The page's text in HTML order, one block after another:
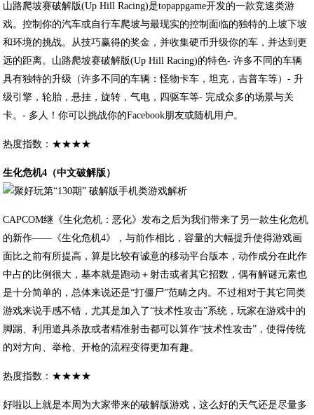
山路爬坡赛破解版(Up Hill Racing)是topappgame开发的一款竞速类游
戏。控制你的汽车或自行车爬坡与最现实的控制面临的独特的上坡下坡
和环境的挑战。从技巧赢得的奖金，并收集硬币升级你的车，并达到更
远的距离。山路爬坡赛破解版(Up Hill Racing)的特色- 许多不同的车辆
具有独特的升级（许多不同的车辆：怪物卡车，坦克，吉普车等）- 升
级引擎，轮胎，悬挂，旋转，气电，四驱车等- 完成众多的场景与关
卡。- 多人！你可以挑战你的Facebook朋友或随机用户。
热度指数：★★★★
生化危机4（中文破解版）
CAPCOM继《生化危机：恶化》发布之后为我们带来了另一款生化危机
的新作——《生化危机4》，与前作相比，容量的大幅提升使得游戏画
面比之前有所提高，算是比较有诚意的移动平台版本，动作成分在此作
中占的比例很大，基本就是跑动＋射击或者其它招数，偶有解谜元素也
是十分简单的，总体来说还是“打僵尸”范畴之内。不过相对于其它同类
游戏来说手感不错，尤其是加入了“技术性攻击”系统，玩家在游戏中的
脚踢、利用道具杀敌或者精准射击都可以算作“技术性攻击”，使得传统
的对方向、举枪、开枪的流程变得更加有趣。
热度指数：★★★★
好啦以上就是本周为大家带来的破解版游戏，这么好的天气还是尽量多